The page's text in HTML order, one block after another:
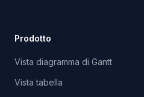
Prodotto
Vista diagramma di Gantt
Vista tabella